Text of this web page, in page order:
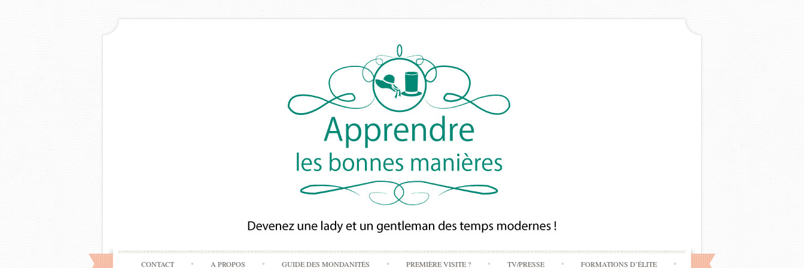
Skip
CONTACT A PROPOS GUIDE DES MONDANITÉS PREMIÈRE VISITE ? TV/PRESSE FORMATIONS D’ÉLITE